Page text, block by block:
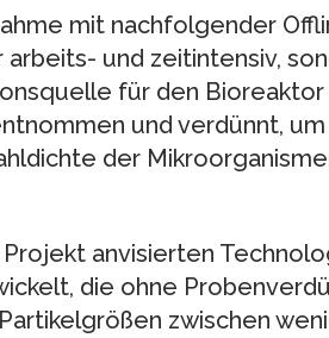
mit nachfolgender
und zeitintensiv,
für den Bioreaktor
und verdünnt, um
der
Projekt anvisierten
die ohne
zwischen